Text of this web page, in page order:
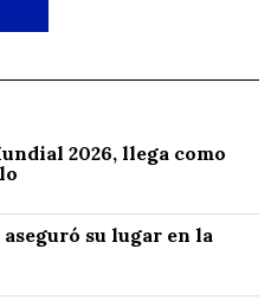
2026, llega como
su lugar en la